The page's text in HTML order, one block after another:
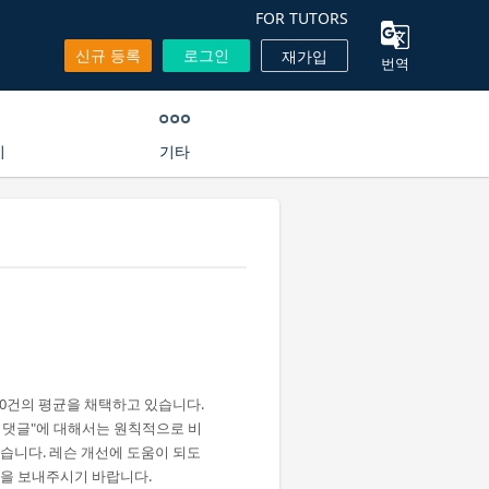
FOR TUTORS
신규 등록
로그인 재가입 번역
기타
건의 평균을 채택하고 있습니다.
글"에 대해서는 원칙적으로 비
니다. 레슨 개선에 도움이 되도
보내주시기 바랍니다.